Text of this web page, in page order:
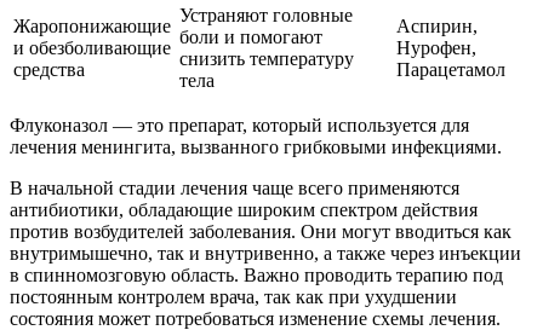
Жаропонижающие
и обезболивающие
средства
Устраняют головные
боли и помогают
снизить температуру
тела
Аспирин,
Нурофен,
Парацетамол
Флуконазол — это препарат, который используется для
лечения менингита, вызванного грибковыми инфекциями.
В начальной стадии лечения чаще всего применяются
антибиотики, обладающие широким спектром действия
против возбудителей заболевания. Они могут вводиться как
внутримышечно, так и внутривенно, а также через инъекции
в спинномозговую область. Важно проводить терапию под
постоянным контролем врача, так как при ухудшении
состояния может потребоваться изменение схемы лечения.